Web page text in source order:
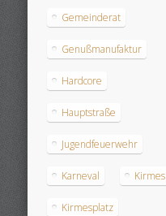
Gemeinderat
Genußmanufaktur
Hardcore
Hauptstraße
Jugendfeuerwehr
Karneval Kirmes
Kirmesplatz